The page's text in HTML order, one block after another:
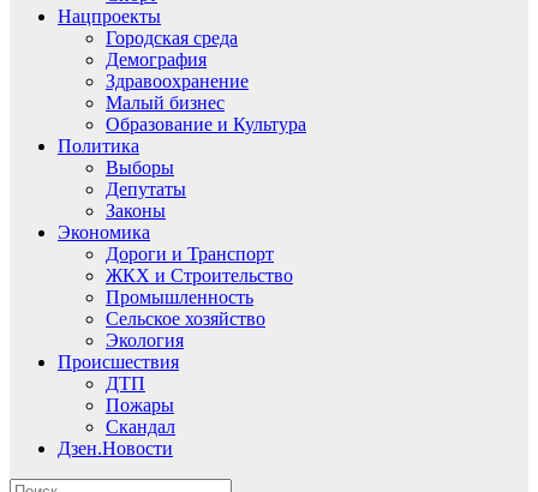
Нацпроекты
Городская среда
Демография
Здравоохранение
Малый бизнес
Образование и Культура
Политика
Выборы
Депутаты
Законы
Экономика
Дороги и Транспорт
ЖКХ и Строительство
Промышленность
Сельское хозяйство
Экология
Происшествия
ДТП
Пожары
Скандал
Дзен.Новости